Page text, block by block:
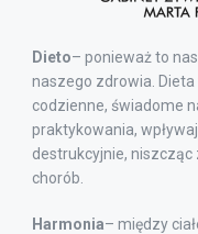
Dieto– ponieważ to
naszego zdrowia.
codzienne, świadome
praktykowania,
destrukcyjnie, niszcząc
chorób.
Harmonia– między